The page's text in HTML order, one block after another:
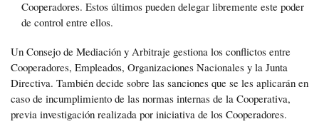
Cooperadores. Estos últimos pueden delegar libremente este poder
de control entre ellos.
Un Consejo de Mediación y Arbitraje gestiona los conflictos entre
Cooperadores, Empleados, Organizaciones Nacionales y la Junta
Directiva. También decide sobre las sanciones que se les aplicarán en
caso de incumplimiento de las normas internas de la Cooperativa,
previa investigación realizada por iniciativa de los Cooperadores.